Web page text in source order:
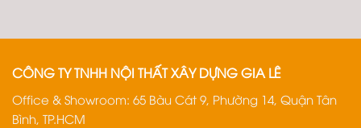
CÔNG TY TNHH NỘI THẤT XÂY DỰNG GIA LÊ
Office & Showroom: 65 Bàu Cát 9, Phường 14, Quận Tân
Bình, TP.HCM